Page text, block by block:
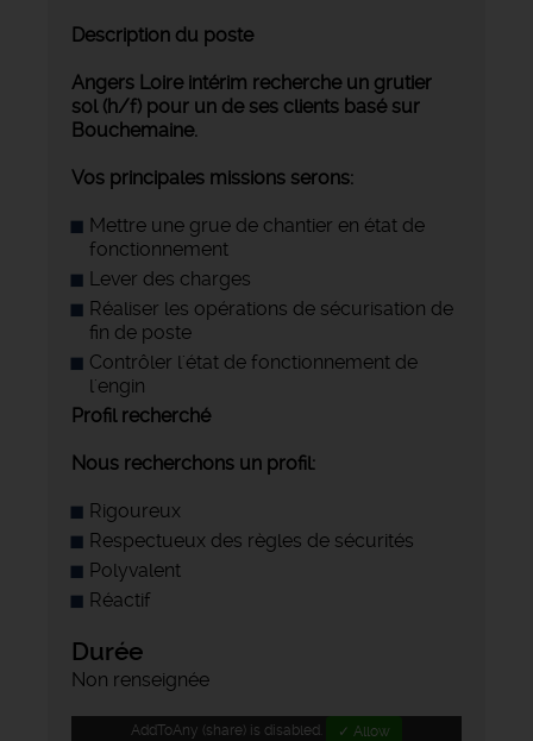
Description du poste
Angers Loire intérim recherche un grutier
sol (h/f) pour un de ses clients basé sur
Bouchemaine.
Vos principales missions serons:
Mettre une grue de chantier en état de
fonctionnement
Lever des charges
Réaliser les opérations de sécurisation de
fin de poste
Contrôler l'état de fonctionnement de
l'engin
Profil recherché
Nous recherchons un profil:
Rigoureux
Respectueux des règles de sécurités
Polyvalent
Réactif
Durée
Non renseignée
AddToAny (share) is disabled. ✓ Allow